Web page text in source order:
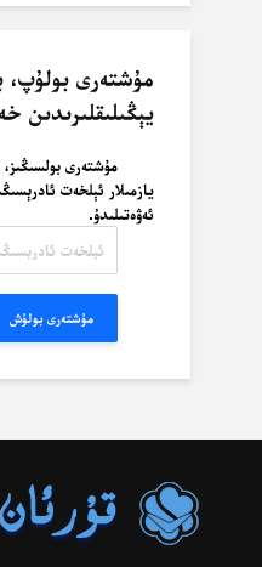
مۇشتەرى بولۇپ،
يېڭىلىقلىرىدىن
مۇشتەرى بولسىڭىز،
يازمىلار ئېلخەت
ئەۋەتىلىدۇ.
ئادرېسىڭىز.
مۇشتەرى بولۇش